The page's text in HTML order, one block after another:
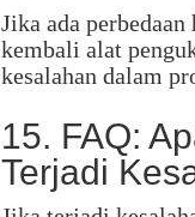
Jika ada
kembali alat
kesalahan dalam
15. FAQ:
Terjadi